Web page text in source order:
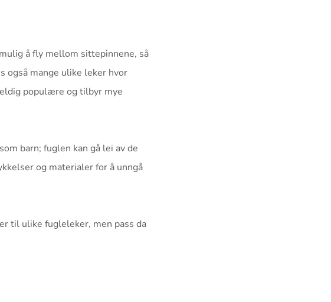
å fly mellom sittepinnene, så
også mange ulike leker hvor
populære og tilbyr mye
barn; fuglen kan gå lei av de
og materialer for å unngå
til ulike fugleleker, men pass da